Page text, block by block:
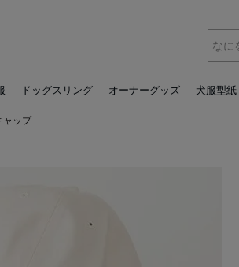
ドッグスリング オーナーグッズ 犬服型紙
ャップ